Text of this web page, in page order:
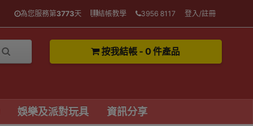
為您服務第3773天 結帳教學 3956 8117 登入/註冊
按我結帳 - 0 件產品
娛樂及派對玩具 資訊分享